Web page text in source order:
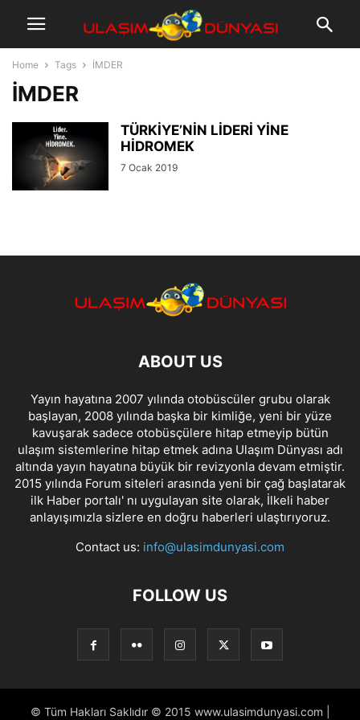
Home Tags İMDER
İMDER
TÜRKİYE’NİN LİDERİ YİNE
HİDROMEK
7 Ocak 2019
ABOUT US
Yayın hayatına 2007 yılında otobüscüler grubu olarak
başlayan, 2008 yılında başka bir kimliğe, yeni bir yüze
kavuşarak sadece otobüsçülere hitap etmeyip bütün
ulaşım sistemlerine hitap etmek adına Ulaşım Dünyası adı
altında yayın hayatına büyük bir revizyonla devam etmiştir.
2015 yılında Forum siteleri arasında yeni bir çağ başlatarak
ilk Haber portalı' nı uygulayan site olarak, İlkeli haber
anlayışımızla sizlere en doğru haberleri ulaştırıyoruz.
Contact us: info@ulasimdunyasi.com
FOLLOW US
© Tüm Hakları Saklıdır © 2015 www.ulasimdunyasi.com |